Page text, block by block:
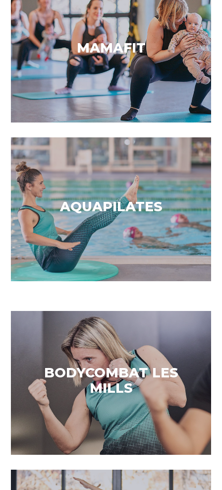
MAMAFIT
Força & resistència
VEURE MÉS
AQUAPILATES
Enfortir & relaxar
VEURE MÉS
BODYCOMBAT LES
MILLS
Crema calories
VEURE MÉS